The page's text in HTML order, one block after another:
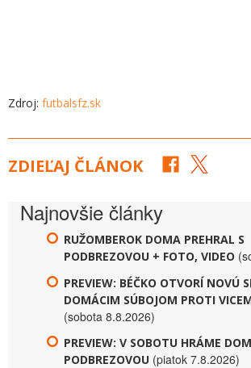
Zdroj: futbalsfz.sk
ZDIEĽAJ ČLÁNOK
Najnovšie články
RUŽOMBEROK DOMA PREHRAL S
PODBREZOVOU + FOTO, VIDEO
PREVIEW: BÉČKO OTVORÍ NOVÚ
DOMÁCIM SÚBOJOM PROTI
(sobota 8.8.2026)
PREVIEW: V SOBOTU HRÁME
PODBREZOVOU (piatok 7.8.2026)